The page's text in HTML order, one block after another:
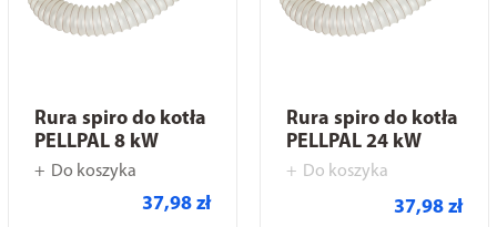
Rura spiro do kotła
PELLPAL 8 kW
Do koszyka
37,98 zł
Rura spiro do kotła
PELLPAL 24 kW
Do koszyka
37,98 zł